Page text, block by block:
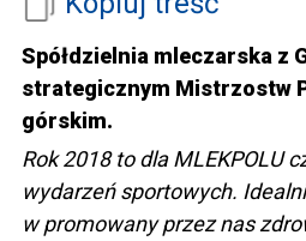
Spółdzielnia mleczarska z
strategicznym Mistrzostw
górskim.
Rok 2018 to dla MLEKPOLU
wydarzeń sportowych.
w promowany przez nas